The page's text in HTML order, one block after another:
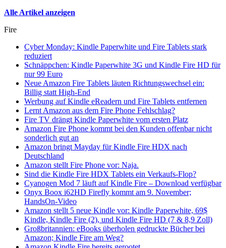
Alle Artikel anzeigen
Fire
Cyber Monday: Kindle Paperwhite und Fire Tablets stark
reduziert
Schnäppchen: Kindle Paperwhite 3G und Kindle Fire HD für
nur 99 Euro
Neue Amazon Fire Tablets läuten Richtungswechsel ein:
Billig statt High-End
Werbung auf Kindle eReadern und Fire Tablets entfernen
Lernt Amazon aus dem Fire Phone Fehlschlag?
Fire TV drängt Kindle Paperwhite vom ersten Platz
Amazon Fire Phone kommt bei den Kunden offenbar nicht
sonderlich gut an
Amazon bringt Mayday für Kindle Fire HDX nach
Deutschland
Amazon stellt Fire Phone vor: Naja.
Sind die Kindle Fire HDX Tablets ein Verkaufs-Flop?
Cyanogen Mod 7 läuft auf Kindle Fire – Download verfügbar
Onyx Boox i62HD Firefly kommt am 9. November;
HandsOn-Video
Amazon stellt 5 neue Kindle vor: Kindle Paperwhite, 69$
Kindle, Kindle Fire (2), und Kindle Fire HD (7 & 8,9 Zoll)
Großbritannien: eBooks überholen gedruckte Bücher bei
Amazon; Kindle Fire am Weg?